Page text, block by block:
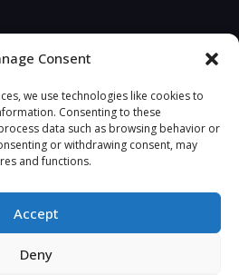
Consent
we use technologies like cookies to
Consenting to these
data such as browsing behavior or
or withdrawing consent, may
and functions.
Accept
Deny
Copyrights R.S.A.